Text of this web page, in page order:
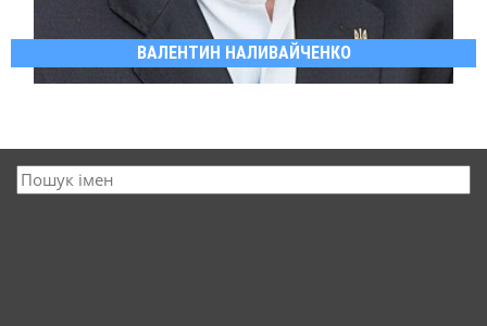
ВАЛЕНТИН НАЛИВАЙЧЕНКО